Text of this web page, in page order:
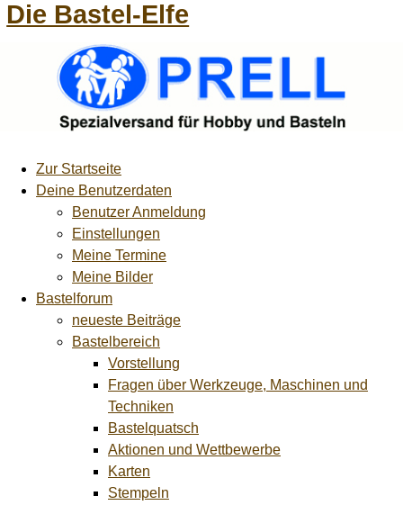
Die Bastel-Elfe
Zur Startseite
Deine Benutzerdaten
Benutzer Anmeldung
Einstellungen
Meine Termine
Meine Bilder
Bastelforum
neueste Beiträge
Bastelbereich
Vorstellung
Fragen über Werkzeuge, Maschinen und
Techniken
Bastelquatsch
Aktionen und Wettbewerbe
Karten
Stempeln